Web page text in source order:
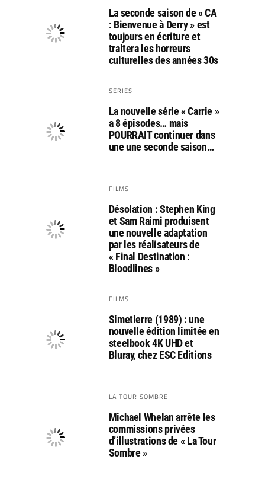
La seconde saison de « CA
: Bienvenue à Derry » est
toujours en écriture et
traitera les horreurs
culturelles des années 30s
SERIES
La nouvelle série « Carrie »
a 8 épisodes… mais
POURRAIT continuer dans
une une seconde saison…
FILMS
Désolation : Stephen King
et Sam Raimi produisent
une nouvelle adaptation
par les réalisateurs de
« Final Destination :
Bloodlines »
FILMS
Simetierre (1989) : une
nouvelle édition limitée en
steelbook 4K UHD et
Bluray, chez ESC Editions
LA TOUR SOMBRE
Michael Whelan arrête les
commissions privées
d’illustrations de « La Tour
Sombre »